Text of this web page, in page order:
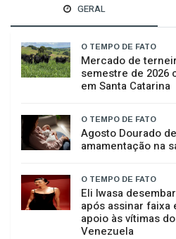
GERAL
O TEMPO DE FATO
Mercado de
semestre de 2026
em Santa Catarina
O TEMPO DE FATO
Agosto Dourado
amamentação na
O TEMPO DE FATO
Eli Iwasa
após assinar faixa
apoio às vítimas
Venezuela